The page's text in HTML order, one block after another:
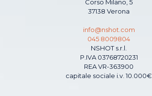
Corso Milano, 5
37138 Verona
info@nshot.com
045 8009804
NSHOT s.r.l.
P.IVA 03768720231
REA VR-363900
capitale sociale i.v. 10.000€